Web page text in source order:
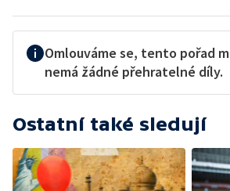
Omlouváme se, tento pořad
nemá žádné přehratelné díly.
Ostatní také sledují